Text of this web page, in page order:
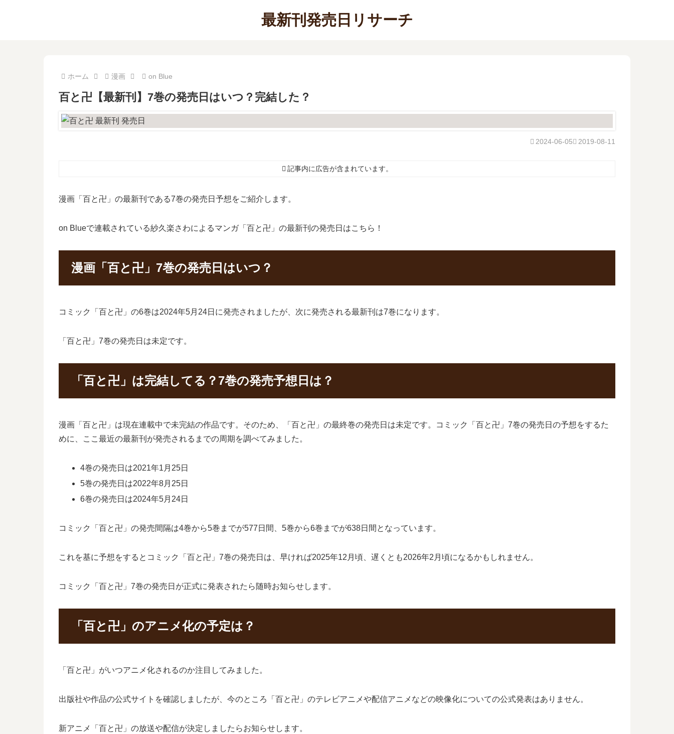
最新刊発売日リサーチ
ホーム 漫画 on Blue
百と卍【最新刊】7巻の発売日はいつ？完結した？
2019-08-11
2024-06-05
記事内に広告が含まれています。
漫画「百と卍」の最新刊である7巻の発売日予想をご紹介します。
on Blueで連載されている紗久楽さわによるマンガ「百と卍」の最新刊の発売日はこちら！
漫画「百と卍」7巻の発売日はいつ？
コミック「百と卍」の6巻は2024年5月24日に発売されましたが、次に発売される最新刊は7巻になります。
「百と卍」7巻の発売日は未定です。
「百と卍」は完結してる？7巻の発売予想日は？
漫画「百と卍」は現在連載中で未完結の作品です。そのため、「百と卍」の最終巻の発売日は未定です。コミック「百と卍」7巻の発売日の予想をするた
めに、ここ最近の最新刊が発売されるまでの周期を調べてみました。
4巻の発売日は2021年1月25日
5巻の発売日は2022年8月25日
6巻の発売日は2024年5月24日
コミック「百と卍」の発売間隔は4巻から5巻までが577日間、5巻から6巻までが638日間となっています。
これを基に予想をするとコミック「百と卍」7巻の発売日は、早ければ2025年12月頃、遅くとも2026年2月頃になるかもしれません。
コミック「百と卍」7巻の発売日が正式に発表されたら随時お知らせします。
「百と卍」のアニメ化の予定は？
「百と卍」がいつアニメ化されるのか注目してみました。
出版社や作品の公式サイトを確認しましたが、今のところ「百と卍」のテレビアニメや配信アニメなどの映像化についての公式発表はありません。
新アニメ「百と卍」の放送や配信が決定しましたらお知らせします。